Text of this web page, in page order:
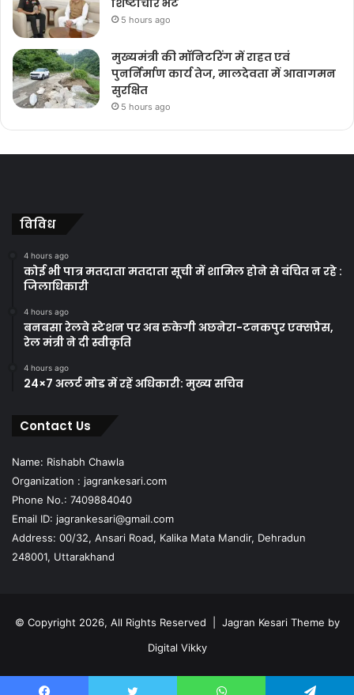
5 hours ago
मुख्यमंत्री की मॉनिटरिंग में राहत एवं
पुनर्निर्माण कार्य तेज, मालदेवता में आवागमन
सुरक्षित
5 hours ago
विविध
4 hours ago
कोई भी पात्र मतदाता मतदाता सूची में शामिल होने से वंचित न रहे :
जिलाधिकारी
4 hours ago
बनबसा रेलवे स्टेशन पर अब रुकेगी अछनेरा-टनकपुर एक्सप्रेस,
रेल मंत्री ने दी स्वीकृति
4 hours ago
24×7 अलर्ट मोड में रहें अधिकारी: मुख्य सचिव
Contact Us
Name: Rishabh Chawla
Organization : jagrankesari.com
Phone No.: 7409884040
Email ID: jagrankesari@gmail.com
Address: 00/32, Ansari Road, Kalika Mata Mandir, Dehradun
248001, Uttarakhand
© Copyright 2026, All Rights Reserved | Jagran Kesari Theme by
Digital Vikky